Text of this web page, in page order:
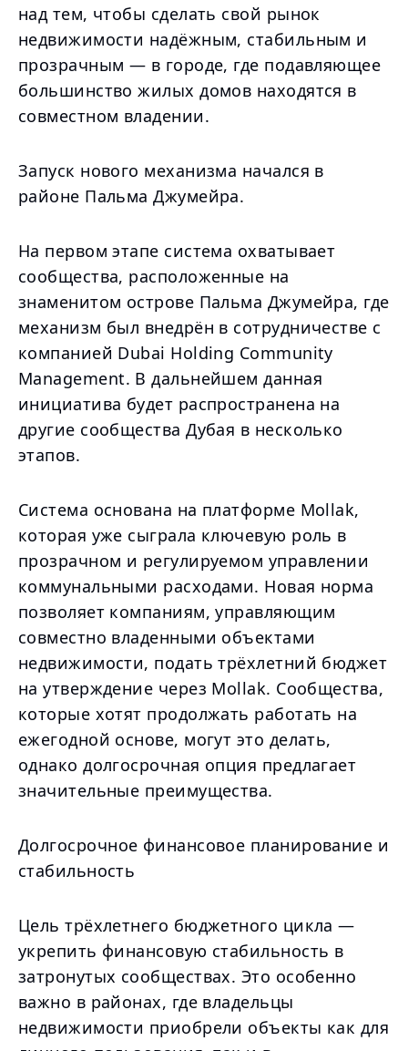
над тем, чтобы сделать свой рынок
недвижимости надёжным, стабильным и
прозрачным — в городе, где подавляющее
большинство жилых домов находятся в
совместном владении.
Запуск нового механизма начался в
районе Пальма Джумейра.
На первом этапе система охватывает
сообщества, расположенные на
знаменитом острове Пальма Джумейра, где
механизм был внедрён в сотрудничестве с
компанией Dubai Holding Community
Management. В дальнейшем данная
инициатива будет распространена на
другие сообщества Дубая в несколько
этапов.
Система основана на платформе Mollak,
которая уже сыграла ключевую роль в
прозрачном и регулируемом управлении
коммунальными расходами. Новая норма
позволяет компаниям, управляющим
совместно владенными объектами
недвижимости, подать трёхлетний бюджет
на утверждение через Mollak. Сообщества,
которые хотят продолжать работать на
ежегодной основе, могут это делать,
однако долгосрочная опция предлагает
значительные преимущества.
Долгосрочное финансовое планирование и
стабильность
Цель трёхлетнего бюджетного цикла —
укрепить финансовую стабильность в
затронутых сообществах. Это особенно
важно в районах, где владельцы
недвижимости приобрели объекты как для